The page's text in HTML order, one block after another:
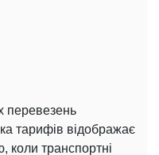
перевезень
тарифів відображає
коли транспортні